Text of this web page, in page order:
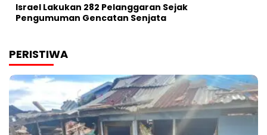
Israel Lakukan 282 Pelanggaran Sejak
Pengumuman Gencatan Senjata
PERISTIWA